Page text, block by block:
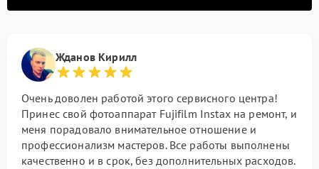
Жданов Кирилл
Очень доволен работой этого сервисного центра!
Принес свой фотоаппарат Fujifilm Instax на ремонт, и
меня порадовало внимательное отношение и
профессионализм мастеров. Все работы выполнены
качественно и в срок, без дополнительных расходов.